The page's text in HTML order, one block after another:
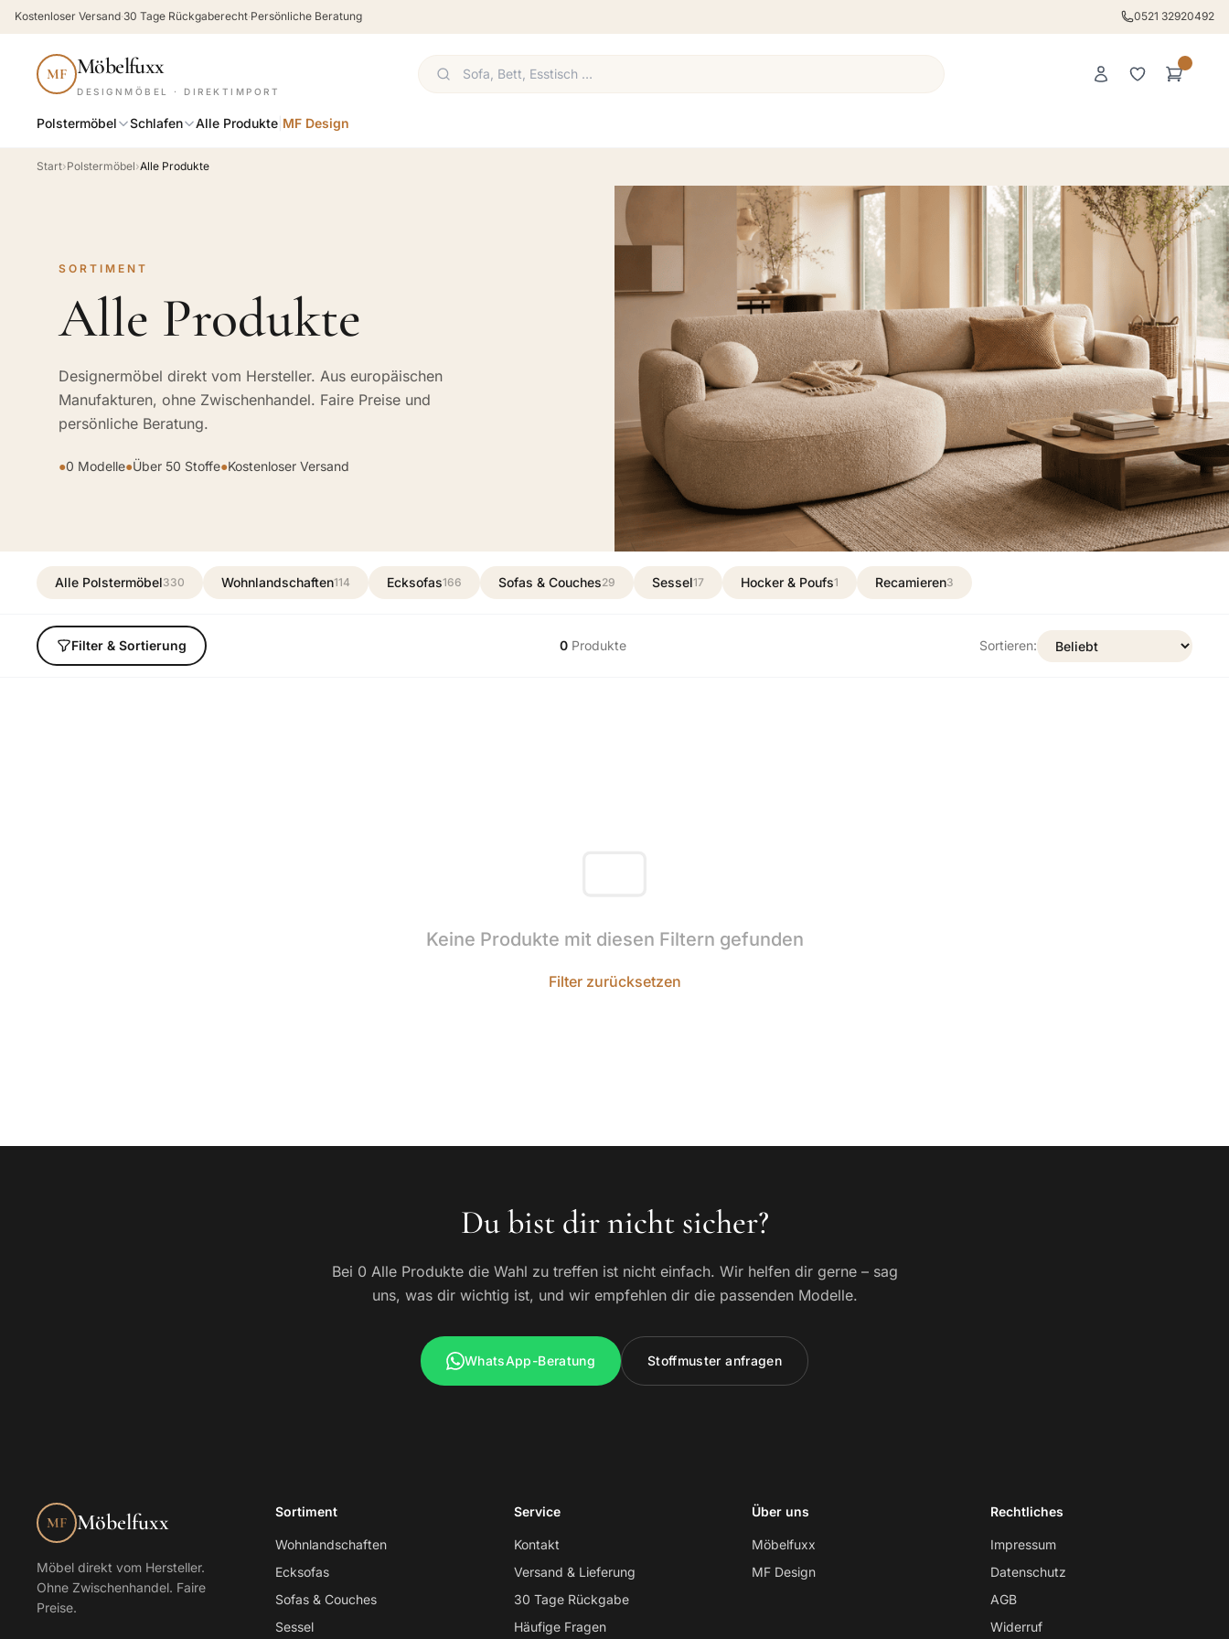
Kostenloser Versand·30 Tage Rückgaberecht·Persönliche Beratung 0521 32920492
MF Möbelfuxx
DESIGNMÖBEL · DIREKTIMPORT
Polstermöbel Schlafen Alle Produkte MF Design
Start›Polstermöbel›Alle Produkte
SORTIMENT
Alle Produkte
Designermöbel direkt vom Hersteller. Aus europäischen
Manufakturen, ohne Zwischenhandel. Faire Preise und
persönliche Beratung.
●0 Modelle●Über 50 Stoffe●Kostenloser Versand
Alle Polstermöbel330 Wohnlandschaften114 Ecksofas166 Sofas & Couches29 Sessel17 Hocker & Poufs1 Recamieren3
Filter & Sortierung 0 Produkte Sortieren:
Keine Produkte mit diesen Filtern gefunden
Filter zurücksetzen
Du bist dir nicht sicher?
Bei 0 Alle Produkte die Wahl zu treffen ist nicht einfach. Wir helfen dir gerne – sag
uns, was dir wichtig ist, und wir empfehlen dir die passenden Modelle.
WhatsApp-Beratung Stoffmuster anfragen
MF Möbelfuxx
Möbel direkt vom Hersteller.
Ohne Zwischenhandel. Faire
Preise.
Sortiment
Wohnlandschaften
Ecksofas
Sofas & Couches
Sessel
Service
Kontakt
Versand & Lieferung
30 Tage Rückgabe
Häufige Fragen
Über uns
Möbelfuxx
MF Design
Rechtliches
Impressum
Datenschutz
AGB
Widerruf